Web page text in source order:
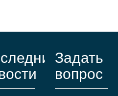
и торговые центры. До узла
на автобусе, а на машине —
Задать
вопрос